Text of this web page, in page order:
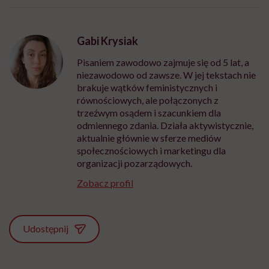
Gabi Krysiak
Pisaniem zawodowo zajmuje się od 5 lat, a
niezawodowo od zawsze. W jej tekstach nie
brakuje wątków feministycznych i
równościowych, ale połączonych z
trzeźwym osądem i szacunkiem dla
odmiennego zdania. Działa aktywistycznie,
aktualnie głównie w sferze mediów
społecznościowych i marketingu dla
organizacji pozarządowych.
Zobacz profil
Udostępnij